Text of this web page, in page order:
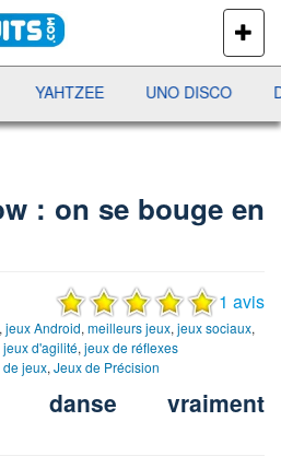
PLUS
DE
JEUX
YAHTZEE UNO DISCO
: on se bouge en
1 avis
, jeux Android, meilleurs jeux, jeux sociaux,
jeux d'agilité, jeux de réflexes
jeux, Jeux de Précision
vraiment